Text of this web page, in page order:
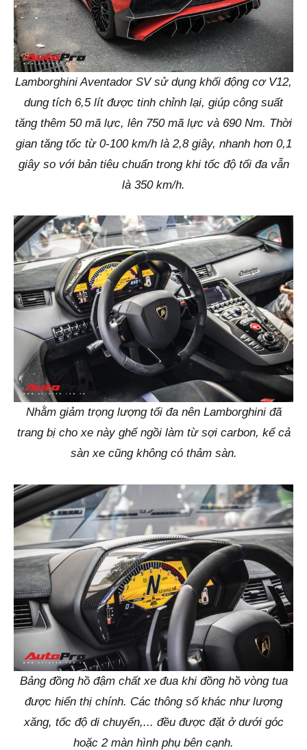
Lamborghini Aventador SV sử dụng khối động cơ V12,
dung tích 6,5 lít được tinh chỉnh lại, giúp công suất
tăng thêm 50 mã lực, lên 750 mã lực và 690 Nm. Thời
gian tăng tốc từ 0-100 km/h là 2,8 giây, nhanh hơn 0,1
giây so với bản tiêu chuẩn trong khi tốc độ tối đa vẫn
là 350 km/h.
Nhằm giảm trọng lượng tối đa nên Lamborghini đã
trang bị cho xe này ghế ngồi làm từ sợi carbon, kể cả
sàn xe cũng không có thảm sàn.
Bảng đồng hồ đậm chất xe đua khi đồng hồ vòng tua
được hiển thị chính. Các thông số khác như lượng
xăng, tốc độ di chuyển,... đều được đặt ở dưới góc
hoặc 2 màn hình phụ bên cạnh.